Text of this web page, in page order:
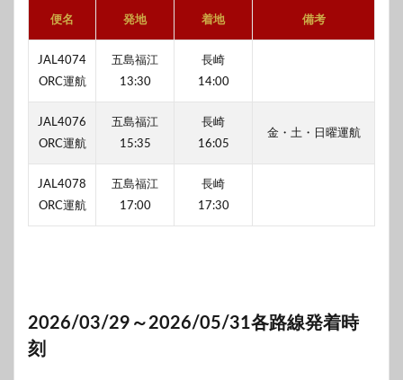
便名 発地 着地 備考
JAL4074
ORC運航
五島福江
13:30
長崎
14:00
JAL4076
ORC運航
五島福江
15:35
長崎
16:05
金・土・日曜運航
JAL4078
ORC運航
五島福江
17:00
長崎
17:30
2026/03/29～2026/05/31各路線発着時
刻